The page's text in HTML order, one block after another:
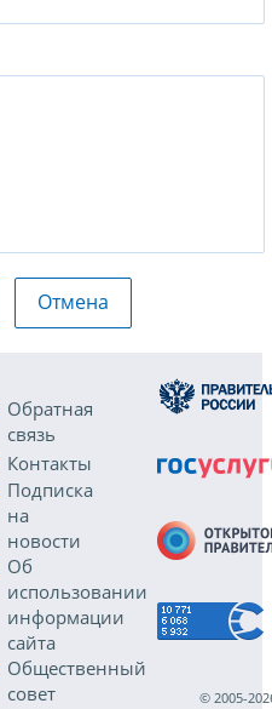
Отмена
Обратная
связь
Контакты
Подписка
на
новости
Об
использовании
информации
сайта
Общественный
совет
© 2005-